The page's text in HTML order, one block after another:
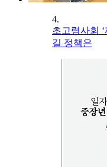
4.
초고령사회
길 정책은